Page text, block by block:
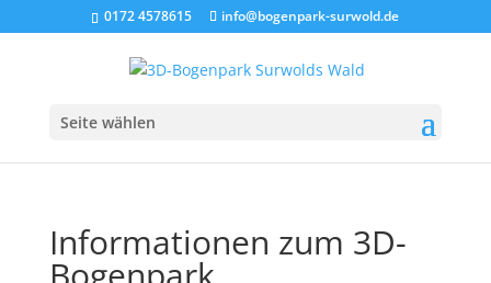
0172 4578615 info@bogenpark-surwold.de
Seite wählen
Informationen zum 3D-